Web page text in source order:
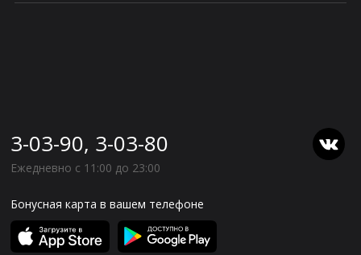
3-03-90, 3-03-80
Ежедневно с 11:00 до 23:00
Бонусная карта в вашем телефоне